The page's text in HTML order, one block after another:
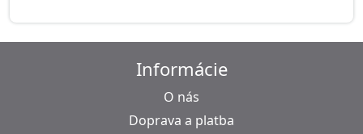
Informácie
O nás
Doprava a platba